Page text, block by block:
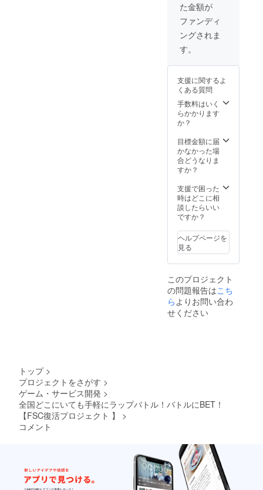
大2年間
を予定
してい
ます。 -
ティー
て 開催
予定日:
2023年
4月頃開
催予定
京都渋
谷区付
近を予
定して
す。
画内の
最後に
貴社の
ロゴを
スパー
フライ
ヤーに
ロゴを
表示 ・
オリジ
テッ
カー300
枚 ・手
書きの
メッ
セージ
(郵送)
・リ
パー
ティー
招待券
(人数無
プリ内
広告掲
載につ
いて、
ラップ
(1バト
き5秒前
後) ※ス
プラッ
シュ画
面の表
た金額が
ファンディ
ングされま
す。
支援に関するよ
くある質問
手数料はいく
らかかります
か？
目標金額に届
かなかった場
合どうなりま
すか？
支援で困った
時はどこに相
談したらいい
ですか？
ヘルプページを
見る
このプロジェクト
の問題報告はこち
らよりお問い合わ
せください
トップ >
プロジェクトをさがす >
ゲーム・サービス開発 >
全国どこにいても手軽にラップバトル！バトルにBET！
【FSC復活プロジェクト 】
>
コメント